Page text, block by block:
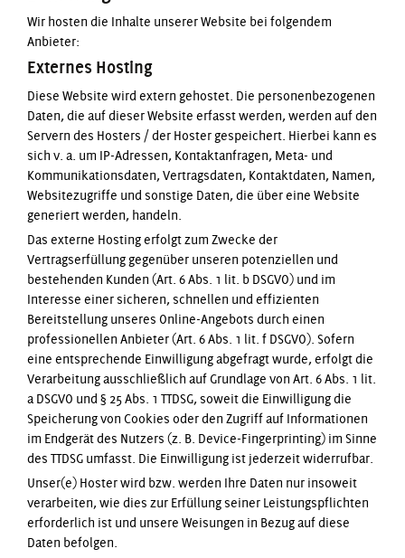
Wir hosten die Inhalte unserer Website bei folgendem
Anbieter:
Externes Hosting
Diese Website wird extern gehostet. Die personenbezogenen
Daten, die auf dieser Website erfasst werden, werden auf den
Servern des Hosters / der Hoster gespeichert. Hierbei kann es
sich v. a. um IP-Adressen, Kontaktanfragen, Meta- und
Kommunikationsdaten, Vertragsdaten, Kontaktdaten, Namen,
Websitezugriffe und sonstige Daten, die über eine Website
generiert werden, handeln.
Das externe Hosting erfolgt zum Zwecke der
Vertragserfüllung gegenüber unseren potenziellen und
bestehenden Kunden (Art. 6 Abs. 1 lit. b DSGVO) und im
Interesse einer sicheren, schnellen und effizienten
Bereitstellung unseres Online-Angebots durch einen
professionellen Anbieter (Art. 6 Abs. 1 lit. f DSGVO). Sofern
eine entsprechende Einwilligung abgefragt wurde, erfolgt die
Verarbeitung ausschließlich auf Grundlage von Art. 6 Abs. 1 lit.
a DSGVO und § 25 Abs. 1 TTDSG, soweit die Einwilligung die
Speicherung von Cookies oder den Zugriff auf Informationen
im Endgerät des Nutzers (z. B. Device-Fingerprinting) im Sinne
des TTDSG umfasst. Die Einwilligung ist jederzeit widerrufbar.
Unser(e) Hoster wird bzw. werden Ihre Daten nur insoweit
verarbeiten, wie dies zur Erfüllung seiner Leistungspflichten
erforderlich ist und unsere Weisungen in Bezug auf diese
Daten befolgen.